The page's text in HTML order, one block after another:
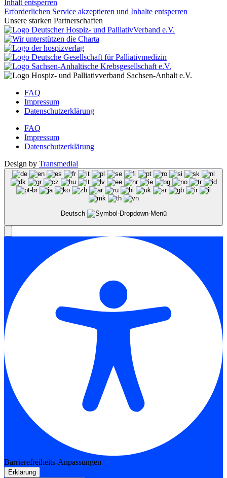
Inhalt entsperren
Erforderlichen Service akzeptieren und Inhalte entsperren
Unsere starken Partnerschaften
FAQ
Impressum
Datenschutzerklärung
FAQ
Impressum
Datenschutzerklärung
Design by Transmedial
Deutsch
Barrierefreiheits-Anpassungen
Erklärung